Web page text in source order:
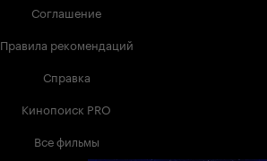
Соглашение
Правила рекомендаций
Справка
Кинопоиск PRO
Все фильмы